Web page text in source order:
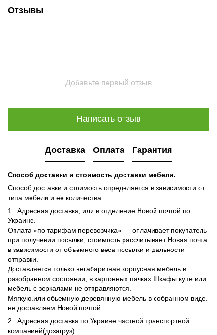
Отзывы
Добавьте первый отзыв
Написать отзыв
Доставка Оплата Гарантия
Способ доставки и стоимость доставки мебели.
Способ доставки и стоимость определяется в зависимости от
типа мебели и ее количества.
1. Адресная доставка, или в отделение Новой почтой по
Украине.
Оплата «по тарифам перевозчика» — оплачивает покупатель
при получении посылки, стоимость рассчитывает Новая почта
в зависимости от объемного веса посылки и дальности
отправки.
Доставляется только негабаритная корпусная мебель в
разобранном состоянии, в картонных пачках.Шкафы купе или
мебель с зеркалами не отправляются.
Мягкую,или обьемную деревянную мебель в собранном виде,
не доставляем Новой почтой.
2. Адресная доставка по Украине частной транспортной
компанией(дозагруз).